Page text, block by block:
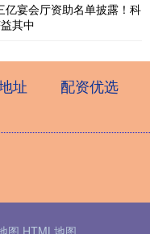
宴会厅资助名单披露！科
其中
址 配资优选
图 HTML地图